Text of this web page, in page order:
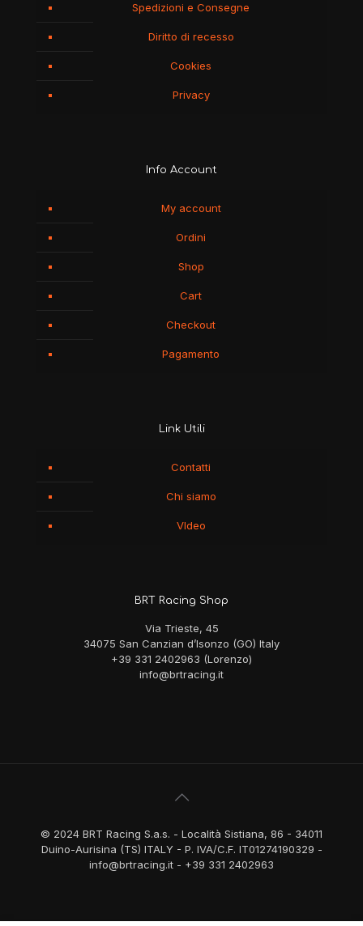
Spedizioni e Consegne
Diritto di recesso
Cookies
Privacy
Info Account
My account
Ordini
Shop
Cart
Checkout
Pagamento
Link Utili
Contatti
Chi siamo
VIdeo
BRT Racing Shop
Via Trieste, 45
34075 San Canzian d’Isonzo (GO) Italy
+39 331 2402963 (Lorenzo)
info@brtracing.it
© 2024 BRT Racing S.a.s. - Località Sistiana, 86 - 34011
Duino-Aurisina (TS) ITALY - P. IVA/C.F. IT01274190329 -
info@brtracing.it - +39 331 2402963